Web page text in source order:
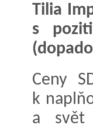
Tilia
s
Ceny
k
a svět